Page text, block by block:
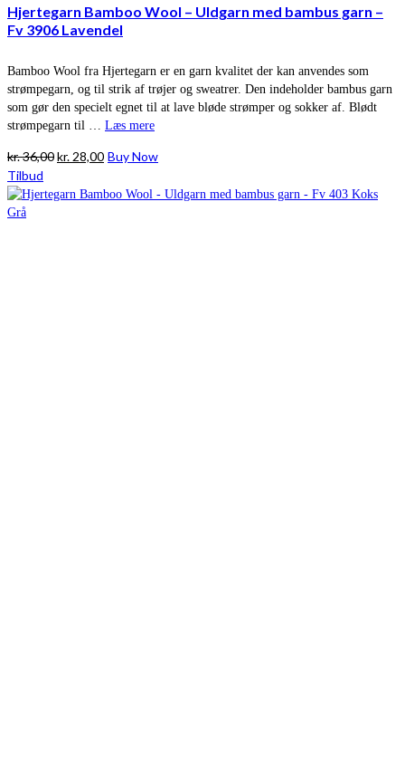
Hjertegarn Bamboo Wool – Uldgarn med bambus garn –
Fv 3906 Lavendel
Bamboo Wool fra Hjertegarn er en garn kvalitet der kan anvendes som
strømpegarn, og til strik af trøjer og sweatrer. Den indeholder bambus garn
som gør den specielt egnet til at lave bløde strømper og sokker af. Blødt
strømpegarn til … Læs mere
kr.36,00Den
pris
kr. 28,00Den
pris
Buy Now
Tilbud